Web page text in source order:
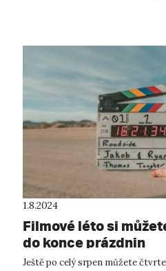
1.8.2024
Filmové léto si
do konce prázdnin
Ještě po celý srpen můžete